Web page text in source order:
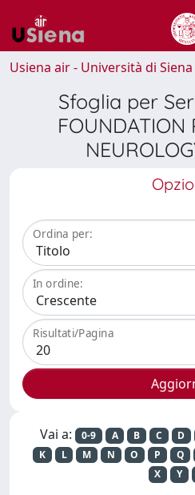
Usiena air - Università di Siena
Sfoglia per
FOUNDATION
Ordina per:
In ordine:
Risultati/Pagina
Vai a: 0-9 A B C D
K
L M N O P Q
X
Y